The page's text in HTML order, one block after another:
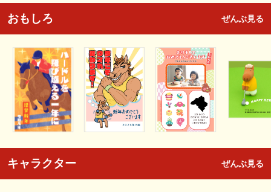
おもしろ ぜんぶ見る
キャラクター ぜんぶ見る